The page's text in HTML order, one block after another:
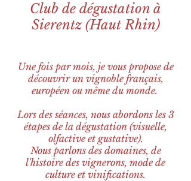
Club de dégustation à
Sierentz (Haut Rhin)
Une fois par mois, je vous propose de
découvrir un vignoble français,
européen ou même du monde.
Lors des séances, nous abordons les 3
étapes de la dégustation (visuelle,
olfactive et gustative).
Nous parlons des domaines, de
l'histoire des vignerons, mode de
culture et vinifications.